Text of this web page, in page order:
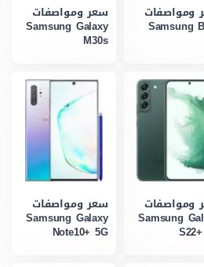
ومواصفات
Samsung
سعر ومواصفات
Samsung Galaxy
M30s
ومواصفات
Samsung
سعر ومواصفات
Samsung Galaxy
Note10+ 5G